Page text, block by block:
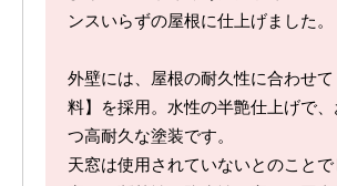
ンスいらずの屋根に仕上げました。
外壁には、屋根の耐久性に合わせて
料】を採用。水性の半艶仕上げで
つ高耐久な塗装です。
天窓は使用されていないとのことで